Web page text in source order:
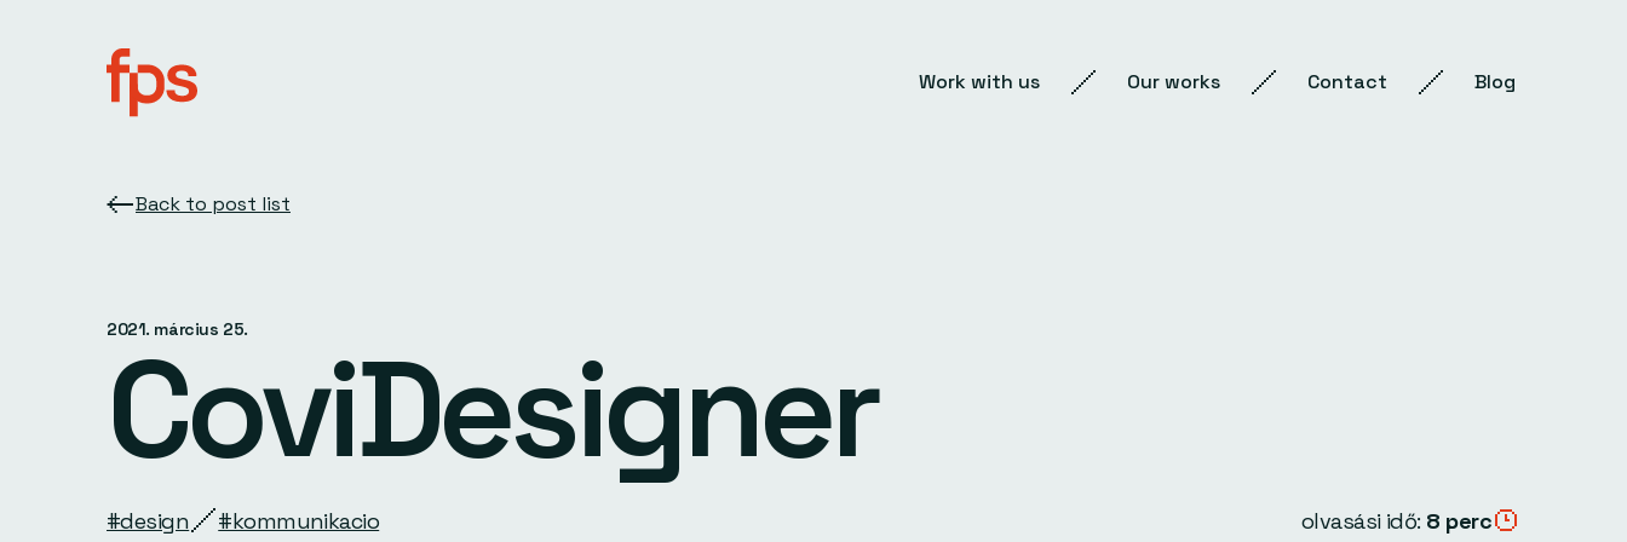
Work with us Our works Contact Blog
Back to post list
2021. március 25.
CoviDesigner
#design #kommunikacio olvasási idő: 8 perc